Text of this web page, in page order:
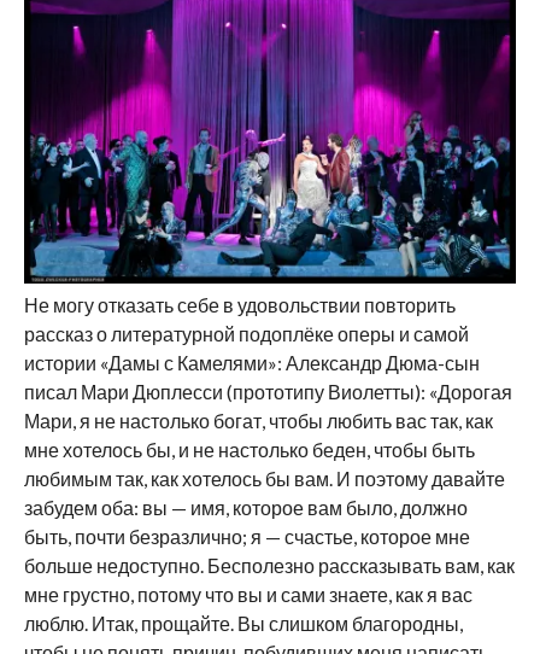
Не могу отказать себе в удовольствии повторить
рассказ о литературной подоплёке оперы и самой
истории «Дамы с Камелями»: Александр Дюма-сын
писал Мари Дюплесси (прототипу Виолетты): «Дорогая
Мари, я не настолько богат, чтобы любить вас так, как
мне хотелось бы, и не настолько беден, чтобы быть
любимым так, как хотелось бы вам. И поэтому давайте
забудем оба: вы — имя, которое вам было, должно
быть, почти безразлично; я — счастье, которое мне
больше недоступно. Бесполезно рассказывать вам, как
мне грустно, потому что вы и сами знаете, как я вас
люблю. Итак, прощайте. Вы слишком благородны,